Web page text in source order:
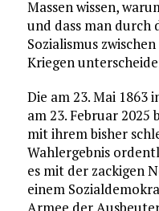
Massen wissen,
und dass man durch
Sozialismus
Kriegen
Die am 23. Mai 1863
am 23. Februar 2025
mit ihrem bisher
Wahlergebnis
es mit der zackigen
einem